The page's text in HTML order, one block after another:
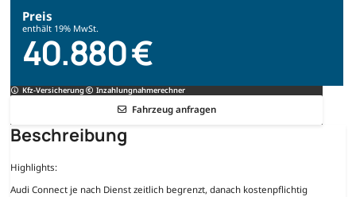
Preis
enthält 19% MwSt.
40.880 €
Kfz-Versicherung Inzahlungnahmerechner
Fahrzeug anfragen
Beschreibung
Highlights:
Audi Connect je nach Dienst zeitlich begrenzt, danach kostenpflichtig